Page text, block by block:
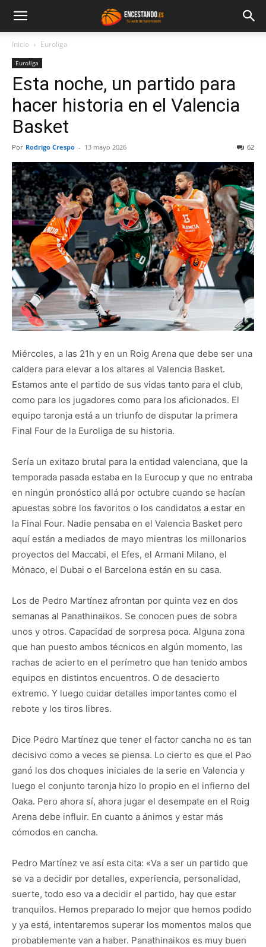
Inicio Euroliga
Euroliga
Esta noche, un partido para
hacer historia en el Valencia
Basket
Por Rodrigo Crespo - 13 mayo 2026 62
Miércoles, a las 21h y en un Roig Arena que debe ser una
caldera para elevar a los altares al Valencia Basket.
Estamos ante el partido de sus vidas tanto para el club,
como para los jugadores como para los aficionados. El
equipo taronja está a un triunfo de disputar la primera
Final Four de la Euroliga de su historia.
Sería un exitazo brutal para la entidad valenciana, que la
temporada pasada estaba en la Eurocup y que no entraba
en ningún pronóstico allá por octubre cuando se hacían
apuestas sobre los favoritos o los candidatos a estar en
la Final Four. Nadie pensaba en el Valencia Basket pero
aquí están a mediados de mayo mientras los millonarios
proyectos del Maccabi, el Efes, el Armani Milano, el
Mónaco, el Dubai o el Barcelona están en su casa.
Los de Pedro Martínez afrontan por quinta vez en dos
semanas al Panathinaikos. Se conocen pues de sobra
unos y otros. Capacidad de sorpresa poca. Alguna zona
que han puesto ambos técnicos en algún momento, las
rachas de acierto en el perímetro que han tenido ambos
equipos en distintos encuentros. O de desacierto
extremo. Y luego cuidar detalles importantes como el
rebote y los tiros libres.
Dice Pedro Martínez que tener el factor cancha no es tan
decisivo como a veces se piensa. Lo cierto es que el Pao
ganó los dos choques iniciales de la serie en Valencia y
luego el conjunto taronja hizo lo propio en el infierno del
Oaka. Pero ahora sí, ahora jugar el desempate en el Roig
Arena debe influir. En cuanto a ánimos y estar más
cómodos en cancha.
Pedro Martínez ve así esta cita: «Va a ser un partido que
se va a decidir por detalles, experiencia, personalidad,
suerte, todo eso va a decidir el partido, hay que estar
tranquilos. Hemos preparado lo mejor que hemos podido
y ya está, intentaremos superar los momentos malos que
probablemente van a haber. Panathinaikos es muy buen